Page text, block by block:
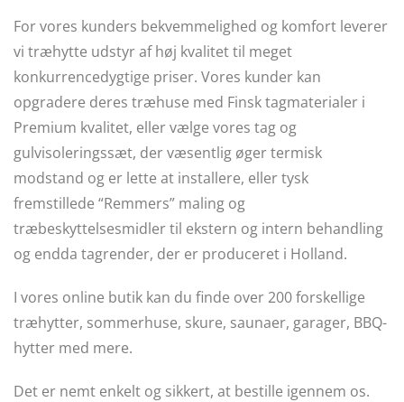
For vores kunders bekvemmelighed og komfort leverer
vi træhytte udstyr af høj kvalitet til meget
konkurrencedygtige priser. Vores kunder kan
opgradere deres træhuse med Finsk tagmaterialer i
Premium kvalitet, eller vælge vores tag og
gulvisoleringssæt, der væsentlig øger termisk
modstand og er lette at installere, eller tysk
fremstillede “Remmers” maling og
træbeskyttelsesmidler til ekstern og intern behandling
og endda tagrender, der er produceret i Holland.
I vores online butik kan du finde over 200 forskellige
træhytter, sommerhuse, skure, saunaer, garager, BBQ-
hytter med mere.
Det er nemt enkelt og sikkert, at bestille igennem os.